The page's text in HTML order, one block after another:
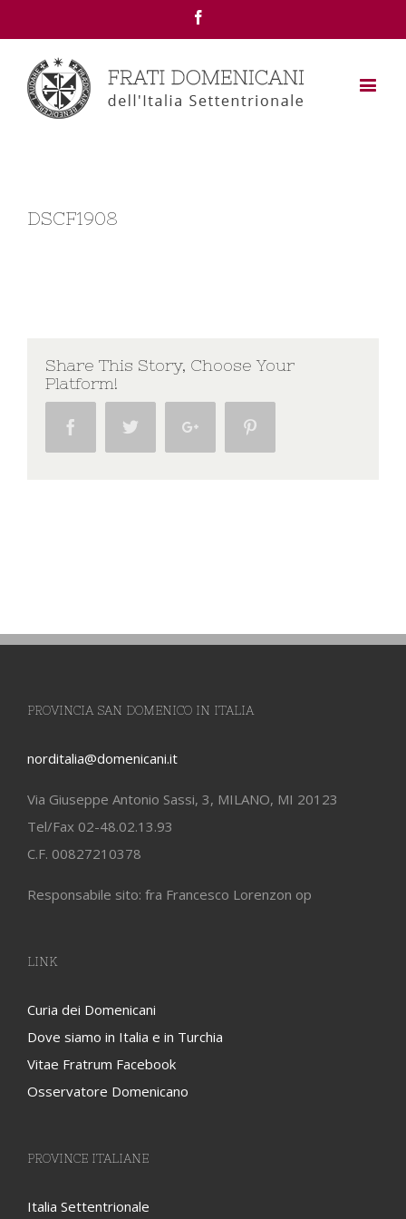
DSCF1908
Share This Story, Choose Your
Platform!
Facebook Twitter Google+
PROVINCIA SAN DOMENICO IN ITALIA
norditalia@domenicani.it
Via Giuseppe Antonio Sassi, 3, MILANO, MI 20123
Tel/Fax 02-48.02.13.93
C.F. 00827210378
Responsabile sito: fra Francesco Lorenzon op
LINK
Curia dei Domenicani
Dove siamo in Italia e in Turchia
Vitae Fratrum Facebook
Osservatore Domenicano
PROVINCE ITALIANE
Italia Settentrionale